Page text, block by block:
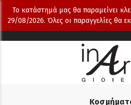
Το κατάστημά μας θα παραμείνει
29/08/2026. Όλες οι παραγγελίες θα